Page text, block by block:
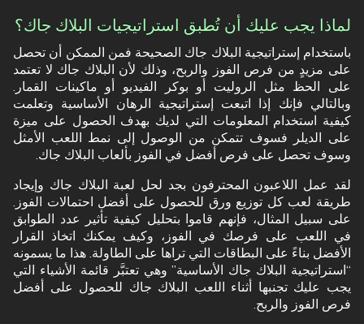
لماذا يجب عليك أن تُطبق استراتيجيات البلاك جاك؟
باستخدام إستراتيجية البلاك جاك الصحيحة فمن الممكن أن تحصل
على مزيدٍ من فرص الفوز والربح، وذلك لأن البلاك جاك لا تعتمد
على الحظ مثل الروليت أو بوكر الفيديو أو ماكينات القمار.
وبالتالي فإنك إذا اتبعت إستراتيجية الرهان الأساسية وتعلمت
كيفية استخدام المعلومات التي لديك بهدف الحصول على ميزة
على الديلر فسوف تتمكن من الوصول إلى نمط اللعب الأمثل
وسوف تحصل على فرص أفضل في الفوز بألعاب البلاك جاك.
لقد عمل اللاعبون المحترفون بجد لحل لعبة البلاك جاك وإيجاد
طريقة لعب كل توزيع ورق للحصول على أفضل احتمالات الفوز.
على سبيل المثال، فإنهم قاموا بتحليل كيفية تأثير عدد الطوابق
في اللعب على فرصك في الفوز، وكيف يمكنك اتخاذ القرار
الأفضل بناءً على البطاقات التي تراها على الطاولة. هذا ما يسمونه
“استراتيجية البلاك جاك الأساسية” وهي تعتبَّر قائمة الأشياء التي
يجب عليك تجنبها أثناء اللعب البلاك جاك للحصول على أفضل
فرص الفوز والربح.